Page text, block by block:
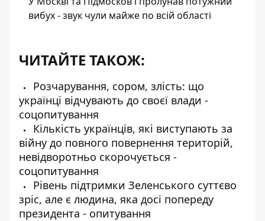
вибух - звук чули майже по всій області
ЧИТАЙТЕ ТАКОЖ:
Розчарування, сором, злість: що
українці відчувають до своєї влади -
соцопитування
Кількість українців, які виступають за
війну до повного повернення територій,
невідворотньо скорочується -
соцопитування
Рівень підтримки Зеленського суттєво
зріс, але є людина, яка досі попереду
президента - опитування